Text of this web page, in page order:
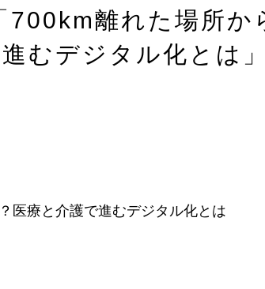
離れた場所か
むデジタル化とは」
医療と介護で進むデジタル化とは